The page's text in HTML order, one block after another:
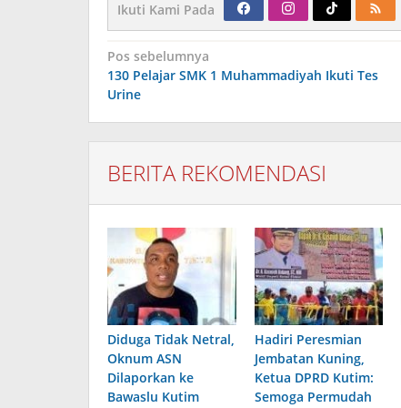
Ikuti Kami Pada
Navigasi
pos
Pos sebelumnya
130 Pelajar SMK 1 Muhammadiyah Ikuti Tes
Urine
BERITA REKOMENDASI
Diduga Tidak Netral,
Oknum ASN
Dilaporkan ke
Bawaslu Kutim
Hadiri Peresmian
Jembatan Kuning,
Ketua DPRD Kutim:
Semoga Permudah